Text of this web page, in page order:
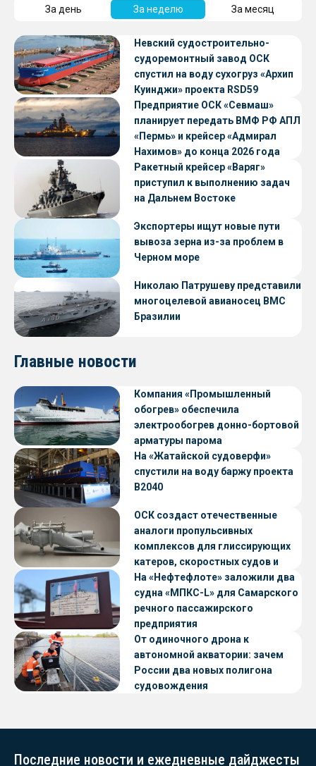
За день За неделю За месяц
Невский судостроительно-
судоремонтный завод ОСК
спустил на воду сухогруз «Архип
Куинджи» проекта RSD59
Предприятие ОСК «Севмаш»
планирует передать ВМФ РФ АПЛ
«Пермь» и крейсер «Адмирал
Нахимов» до конца 2026 года
Ракетный крейсер «Варяг»
приступил к выполнению задач
на Дальнем Востоке
Экспортеры ищут новые пути
вывоза зерна из-за проблем в
Черном море
Николаю Патрушеву представили
многоцелевой авианосец ВМС
Бразилии
Главные новости
Компания «Промышленный
обогрев» обеспечила
электрообогрев донно-бортовой
арматуры парома
«Петропавловск» проекта CNF22
На «Жатайской судоверфи»
спустили на воду баржу проекта
В2040
ОСК создаст отечественные
аналоги пропульсивных
комплексов для глиссирующих
катеров, скоростных судов и
судов с малой осадкой
На «Нефтефлоте» заложили два
судна «МПКС-L» для Самарского
речного пассажирского
предприятия
От одиночного дрона к
автономной акватории: зачем
России два новых полигона
судовождения
Последние новости и ежедневные дайджесты